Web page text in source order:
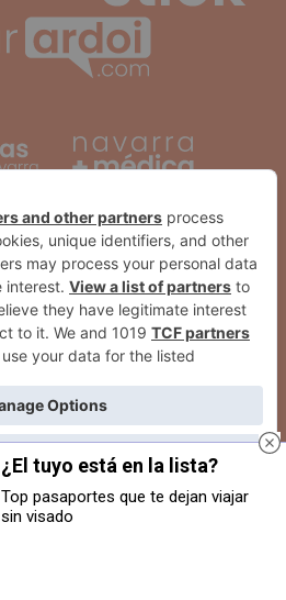
¿El tuyo está en la lista?
Top pasaportes que te dejan viajar
sin visado